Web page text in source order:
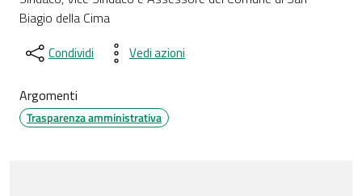
Biagio della Cima
Condividi Vedi azioni
Argomenti
Trasparenza amministrativa